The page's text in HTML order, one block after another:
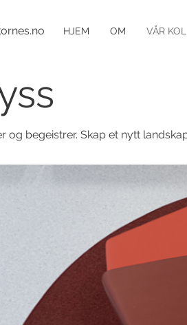
HJEM OM VÅR
og begeistrer. Skap et nytt